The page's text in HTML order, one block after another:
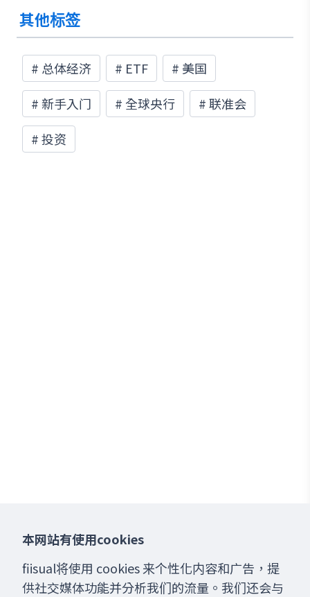
其他标签
# 总体经济 # ETF # 美国
#新手入门 # 全球央行 #联准会
#投资
本网站有使用cookies
fiisual将使用 cookies 来个性化内容和广告，提
供社交媒体功能并分析我们的流量。我们还会与